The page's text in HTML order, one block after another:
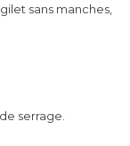
sans manches,
serrage.